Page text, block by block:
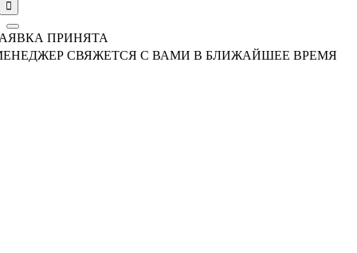
ПРИНЯТА
СВЯЖЕТСЯ С ВАМИ В БЛИЖАЙШЕЕ ВРЕМЯ